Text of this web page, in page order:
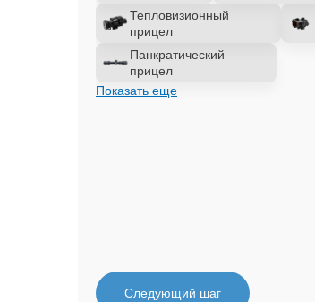
Тепловизионный
прицел
Панкратический
прицел
Показать еще
Следующий шаг